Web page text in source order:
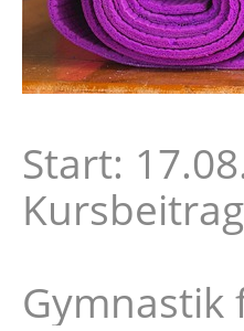
Start: